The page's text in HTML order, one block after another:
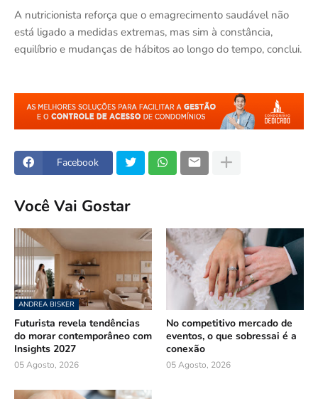
A nutricionista reforça que o emagrecimento saudável não
está ligado a medidas extremas, mas sim à constância,
equilíbrio e mudanças de hábitos ao longo do tempo, conclui.
Facebook
Você Vai Gostar
ANDREA BISKER
Futurista revela tendências
do morar contemporâneo com
Insights 2027
05 Agosto, 2026
No competitivo mercado de
eventos, o que sobressai é a
conexão
05 Agosto, 2026